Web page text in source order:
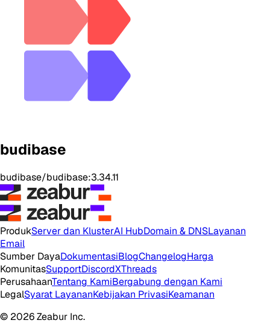
budibase
budibase/budibase:3.34.11
ProdukServer dan KlusterAI HubDomain & DNSLayanan
Email
Sumber DayaDokumentasiBlogChangelogHarga
KomunitasSupportDiscordXThreads
PerusahaanTentang KamiBergabung dengan Kami
LegalSyarat LayananKebijakan PrivasiKeamanan
© 2026 Zeabur Inc.